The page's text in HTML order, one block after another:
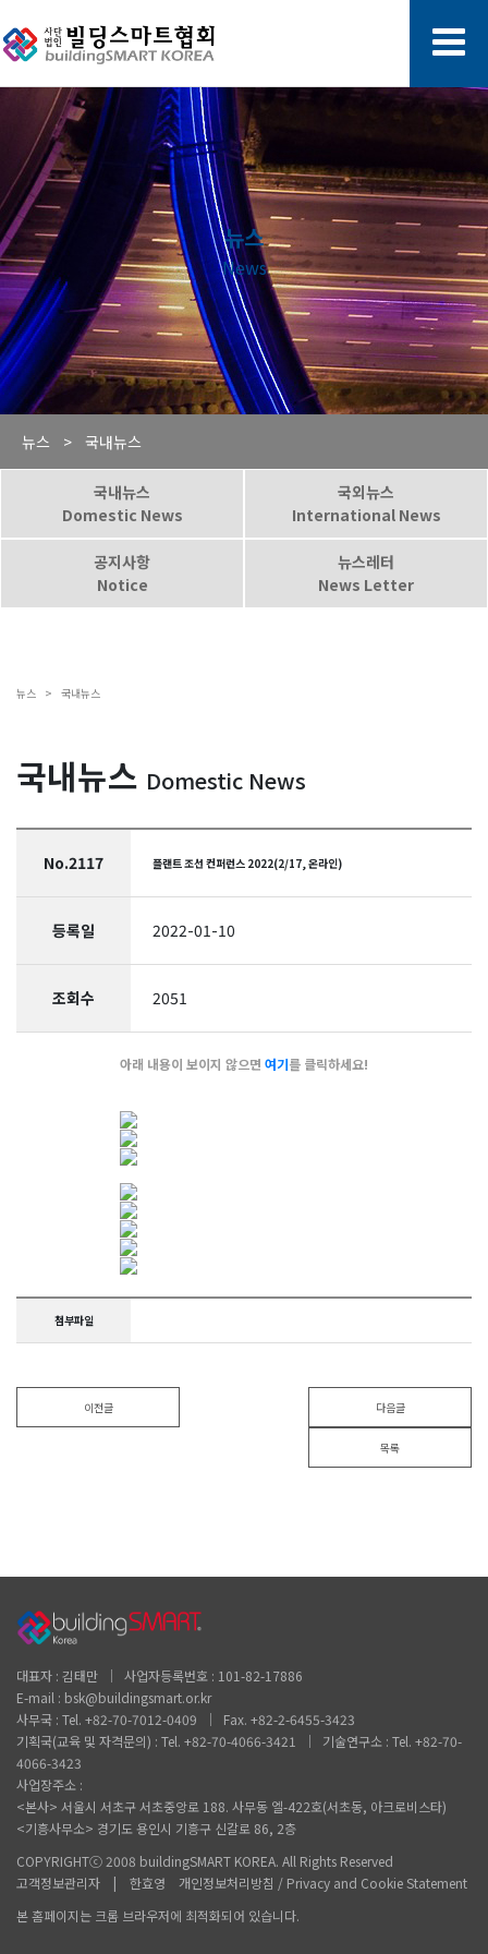
뉴스
News
뉴스 > 국내뉴스
국내뉴스
Domestic News
국외뉴스
International News
공지사항
Notice
뉴스레터
News Letter
뉴스 > 국내뉴스
국내뉴스 Domestic News
No.2117 플랜트 조선 컨퍼런스 2022(2/17, 온라인)
등록일 2022-01-10
조회수 2051
아래 내용이 보이지 않으면 여기를 클릭하세요!
첨부파일
이전글 다음글
목록
대표자 : 김태만 │ 사업자등록번호 : 101-82-17886
E-mail : bsk@buildingsmart.or.kr
사무국 : Tel. +82-70-7012-0409 │ Fax. +82-2-6455-3423
기획국(교육 및 자격문의) : Tel. +82-70-4066-3421 │ 기술연구소 : Tel. +82-70-
4066-3423
사업장주소 :
<본사> 서울시 서초구 서초중앙로 188. 사무동 엘-422호(서초동, 아크로비스타)
<기흥사무소> 경기도 용인시 기흥구 신갈로 86, 2층
COPYRIGHTⓒ 2008 buildingSMART KOREA. All Rights Reserved
고객정보관리자 | 한효영 개인정보처리방침 / Privacy and Cookie Statement
본 홈페이지는 크롬 브라우저에 최적화되어 있습니다.